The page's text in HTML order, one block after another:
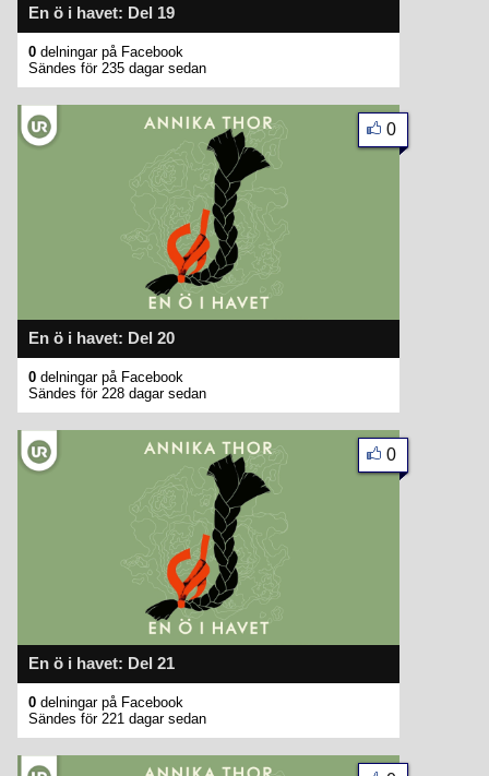
En ö i havet: Del 19
0 delningar på Facebook
Sändes för 235 dagar sedan
En ö i havet: Del 20
0
0 delningar på Facebook
Sändes för 228 dagar sedan
En ö i havet: Del 21
0
0 delningar på Facebook
Sändes för 221 dagar sedan